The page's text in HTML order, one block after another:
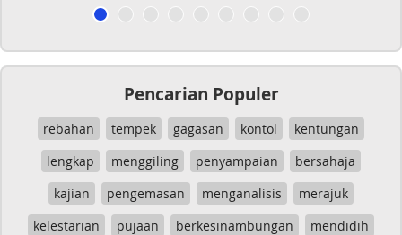
Pencarian Populer
rebahan tempek gagasan kontol
kentungan
lengkap
menggiling penyampaian
bersahaja
kajian
pengemasan menganalisis
merajuk
kelestarian
pujaan berkesinambungan
mendidih